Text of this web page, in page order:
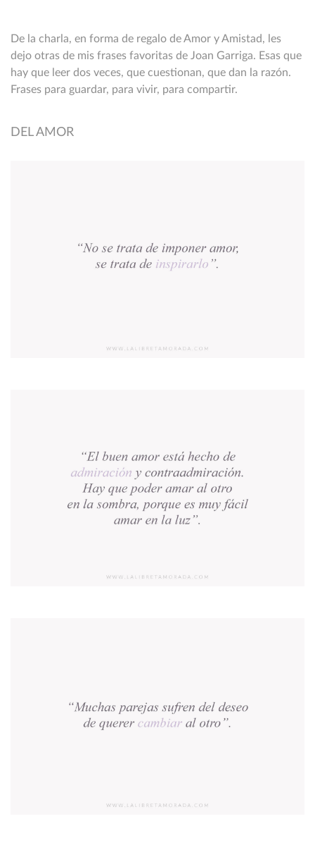
De la charla, en forma de regalo de Amor y Amistad, les
dejo otras de mis frases favoritas de Joan Garriga. Esas que
hay que leer dos veces, que cuestionan, que dan la razón.
Frases para guardar, para vivir, para compartir.
DEL AMOR